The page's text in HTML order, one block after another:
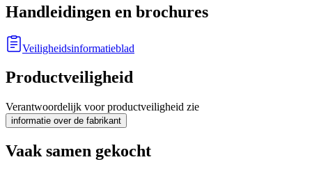
Handleidingen en brochures
Veiligheidsinformatieblad
Productveiligheid
Verantwoordelijk voor productveiligheid zie
informatie over de fabrikant
Vaak samen gekocht